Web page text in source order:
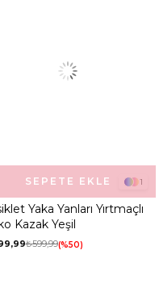
1
Yaka Yanları Yırtmaçlı
Kazak Yeşil
₺599,99 %50
SEPETE EKLE